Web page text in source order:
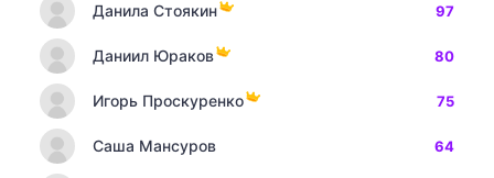
Данила Стоякин 97
Даниил Юраков 80
Игорь Проскуренко 75
Саша Мансуров 64